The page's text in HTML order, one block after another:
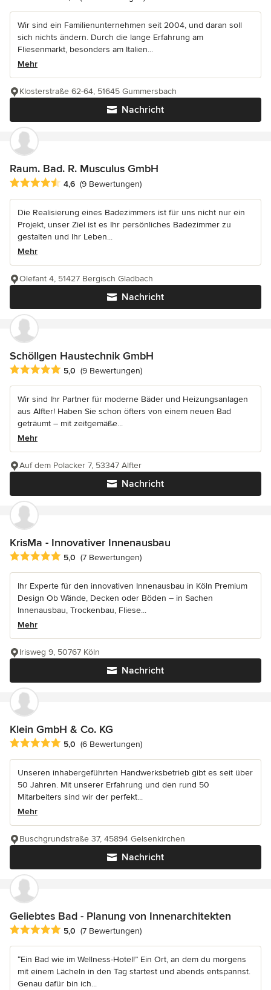
Wir sind ein Familienunternehmen seit 2004, und daran soll
sich nichts ändern. Durch die lange Erfahrung am
Fliesenmarkt, besonders am Italien...
Mehr
Nachricht
Klosterstraße 62-64, 51645 Gummersbach
Raum. Bad. R. Musculus GmbH
Durchschnittliche Bewertung: 4.6 von 5 Sternen
4,6 (9 Bewertungen)
Die Realisierung eines Badezimmers ist für uns nicht nur ein
Projekt, unser Ziel ist es Ihr persönliches Badezimmer zu
gestalten und Ihr Leben...
Mehr
Nachricht
Olefant 4, 51427 Bergisch Gladbach
Schöllgen Haustechnik GmbH
Durchschnittliche Bewertung: 5 von 5 Sternen
5,0 (9 Bewertungen)
Wir sind Ihr Partner für moderne Bäder und Heizungsanlagen
aus Alfter! Haben Sie schon öfters von einem neuen Bad
geträumt – mit zeitgemäße...
Mehr
Nachricht
Auf dem Polacker 7, 53347 Alfter
KrisMa - Innovativer Innenausbau
Durchschnittliche Bewertung: 5 von 5 Sternen
5,0 (7 Bewertungen)
Ihr Experte für den innovativen Innenausbau in Köln Premium
Design Ob Wände, Decken oder Böden – in Sachen
Innenausbau, Trockenbau, Fliese...
Mehr
Nachricht
Irisweg 9, 50767 Köln
Klein GmbH & Co. KG
Durchschnittliche Bewertung: 5 von 5 Sternen
5,0 (6 Bewertungen)
Unseren inhabergeführten Handwerksbetrieb gibt es seit über
50 Jahren. Mit unserer Erfahrung und den rund 50
Mitarbeiters sind wir der perfekt...
Mehr
Nachricht
Buschgrundstraße 37, 45894 Gelsenkirchen
Geliebtes Bad - Planung von Innenarchitekten
Durchschnittliche Bewertung: 5 von 5 Sternen
5,0 (7 Bewertungen)
“Ein Bad wie im Wellness-Hotel!” Ein Ort, an dem du morgens
mit einem Lächeln in den Tag startest und abends entspannst.
Genau dafür bin ich...